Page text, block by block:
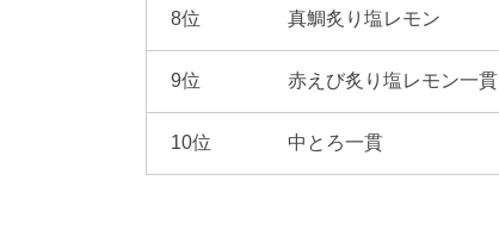
8位 真鯛炙り塩レモン
9位 赤えび炙り塩レモン一貫
10位 中とろ一貫